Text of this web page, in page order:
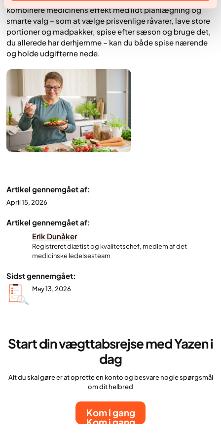
kombinere medicinens effekt med lidt planlægning og
smarte valg – som at vælge prisvenlige råvarer, lave store
portioner og madpakker, spise efter sæson og bruge det,
du allerede har derhjemme – kan du både spise nærende
og holde udgifterne nede.
Artikel gennemgået af:
April 15, 2026
Artikel gennemgået af:
Erik Dunåker
Registreret diætist og kvalitetschef, medlem af det
medicinske ledelsesteam
Sidst gennemgået:
May 13, 2026
Start din vægttabsrejse med Yazen i
dag
Alt du skal gøre er at oprette en konto og besvare nogle spørgsmål
om dit helbred
Kom i gang
Kom i gang